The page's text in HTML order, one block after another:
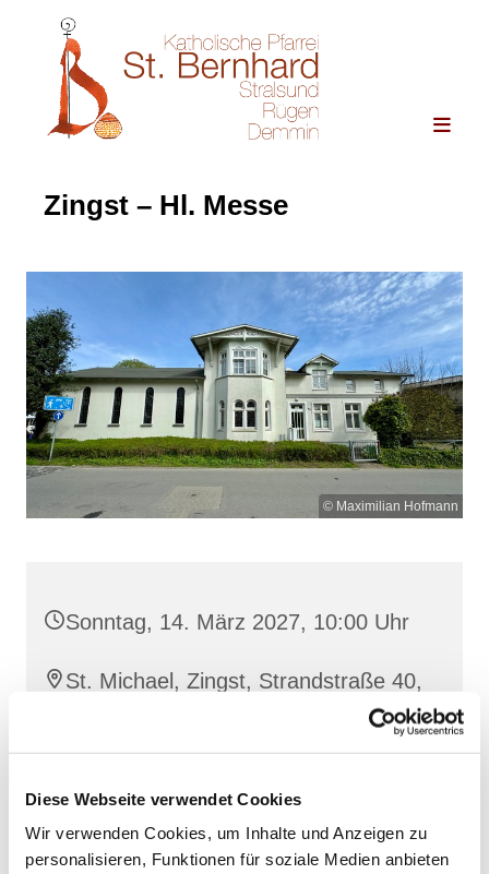
Diese Webseite verwendet Cookies
Wir verwenden Cookies, um Inhalte und Anzeigen zu
personalisieren, Funktionen für soziale Medien anbieten
Zingst – Hl. Messe
© Maximilian Hofmann
Sonntag, 14. März 2027, 10:00 Uhr
St. Michael, Zingst, Strandstraße 40,